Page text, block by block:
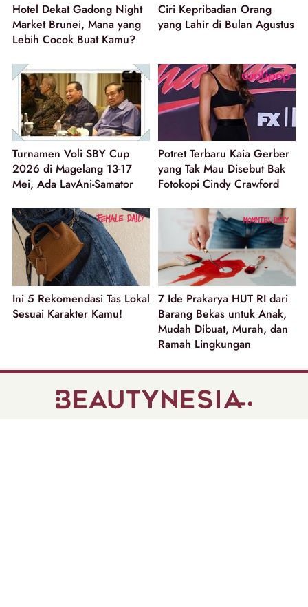
Hotel Dekat Gadong Night
Market Brunei, Mana yang
Lebih Cocok Buat Kamu?
Ciri Kepribadian Orang
yang Lahir di Bulan Agustus
Turnamen Voli SBY Cup
2026 di Magelang 13-17
Mei, Ada LavAni-Samator
Potret Terbaru Kaia Gerber
yang Tak Mau Disebut Bak
Fotokopi Cindy Crawford
Ini 5 Rekomendasi Tas Lokal
Sesuai Karakter Kamu!
7 Ide Prakarya HUT RI dari
Barang Bekas untuk Anak,
Mudah Dibuat, Murah, dan
Ramah Lingkungan